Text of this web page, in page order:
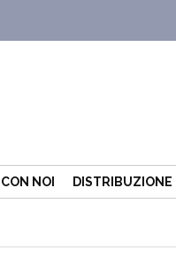
NOI DISTRIBUZIONE